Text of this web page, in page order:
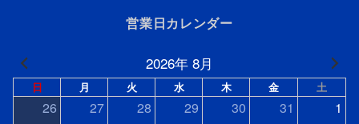
営業日カレンダー
2026年 8月
日 月 火 水 木 金 土
26 27 28 29 30 31 1